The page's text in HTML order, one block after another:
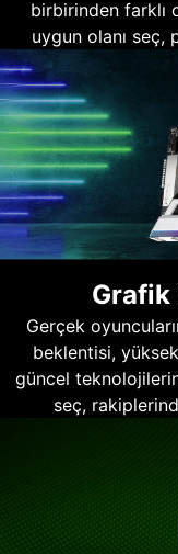
birbirinden farklı
uygun olanı seç,
Grafik
Gerçek
beklentisi,
güncel
seç,